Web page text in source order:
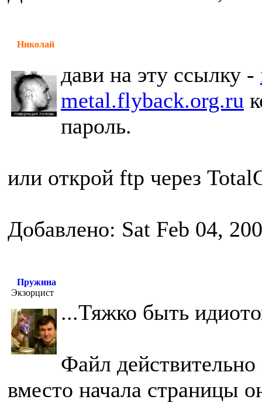
Николай
дави на эту ссылку -
metal.flyback.org.ru
пароль.
или открой ftp через
Добавлено: Sat Feb 04,
Пружина
Экзорцист
...Тяжко быть
Файл
вместо начала страницы